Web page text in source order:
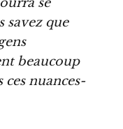
savez que
beaucoup
nuances-